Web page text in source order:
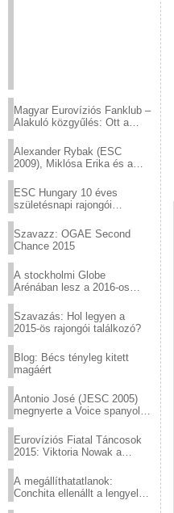
Magyar Eurovíziós Fanklub –
Alakuló közgyűlés: Ott a
Alexander Rybak (ESC
2009), Miklósa Erika és a
sztárjai a Margitszigeten
ESC Hungary 10 éves
születésnapi rajongói
Szavazz: OGAE Second
Chance 2015
A stockholmi Globe
Arénában lesz a 2016-os
Szavazás: Hol legyen a
2015-ös rajongói találkozó?
Blog: Bécs tényleg kitett
magáért
Antonio José (JESC 2005)
megnyerte a Voice spanyol
Eurovíziós Fiatal Táncosok
2015: Viktoria Nowak a
A megállíthatatlanok:
Conchita ellenállt a lengyel